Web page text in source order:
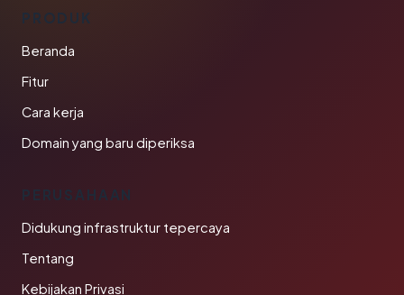
PRODUK
Beranda
Fitur
Cara kerja
Domain yang baru diperiksa
PERUSAHAAN
Didukung infrastruktur tepercaya
Tentang
Kebijakan Privasi